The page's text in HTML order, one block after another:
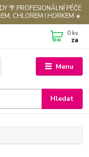
🌴 PROFESIONÁLNÍ PÉČE
CHLOREM I HORKEM ☀️
Menu
Hledat
0 ks
za